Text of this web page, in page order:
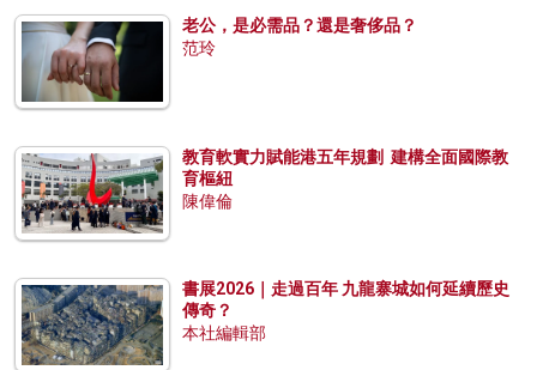
老公，是必需品？還是奢侈品？
范玲
教育軟實力賦能港五年規劃 建構全面國際教
育樞紐
陳偉倫
書展2026｜走過百年 九龍寨城如何延續歷史
傳奇？
本社編輯部